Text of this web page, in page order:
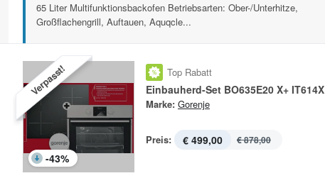
65 Liter Multifunktionsbackofen Betriebsarten: Ober-/Unterhitze,
Großflachengrill, Auftauen, Aquqcle...
Verpasst!
-43%
Top Rabatt
Einbauherd-Set BO635E20 X+ IT614X
Marke: Gorenje
Preis: € 499,00 € 878,00